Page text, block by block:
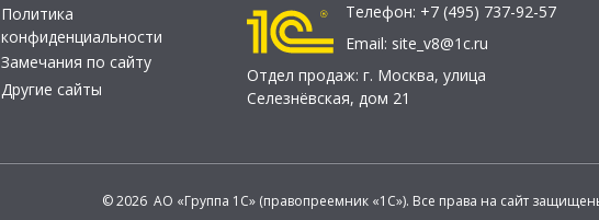
Политика
конфиденциальности
Замечания по сайту
Другие сайты
Телефон: +7 (495) 737-92-57
Email: site_v8@1c.ru
Отдел продаж: г. Москва, улица
Селезнёвская, дом 21
© 2026 АО «Группа 1С» (правопреемник «1С»). Все права на сайт